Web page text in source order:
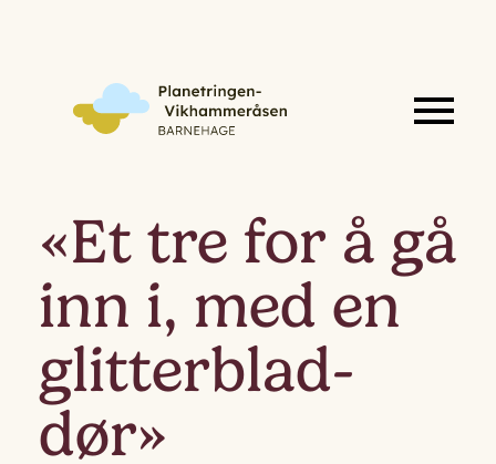
«Et tre for å gå
inn i, med en
glitterblad-
dør»